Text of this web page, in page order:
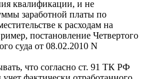
квалификации, и не
заработной платы по
к расходам на
постановление Четвертого
суда от 08.02.2010 N
что согласно ст. 91 ТК РФ